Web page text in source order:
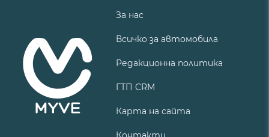
За нас
Всичко за автомобила
Редакционна политика
ГТП CRM
Карта на сайта